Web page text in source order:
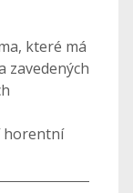
které má
zavedených
horentní